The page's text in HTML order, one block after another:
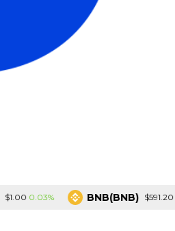
0.03% BNB(BNB) $591.20 -